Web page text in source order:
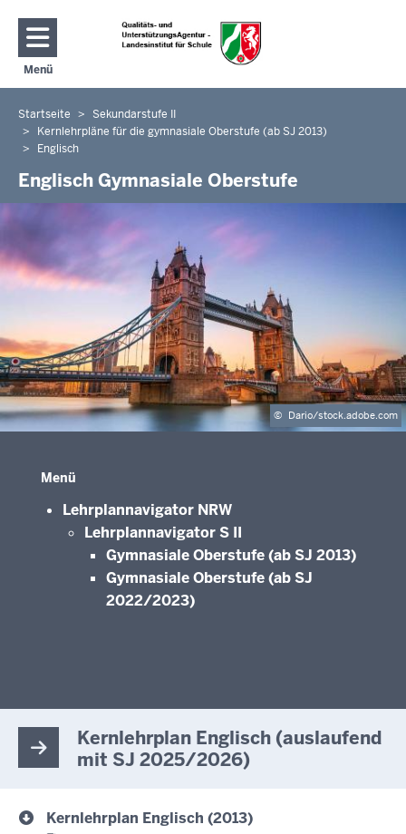
Direkt zum Inhalt
Menü
Navigation aktivieren/deaktivieren: Hauptmenü
Sie
befinden
hier
Startseite
Sekundarstufe II
Kernlehrpläne für die gymnasiale Oberstufe (ab SJ 2013)
Englisch
Englisch Gymnasiale Oberstufe
© Dario/stock.adobe.com
Menü
Lehrplannavigator NRW
Lehrplannavigator S II
Gymnasiale Oberstufe (ab SJ 2013)
Gymnasiale Oberstufe (ab SJ
2022/2023)
Kernlehrplan Englisch (auslaufend
mit SJ 2025/2026)
Kernlehrplan Englisch (2013)